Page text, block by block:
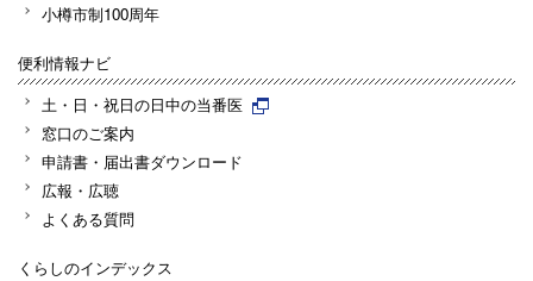
小樽市制100周年
便利情報ナビ
土・日・祝日の日中の当番医
窓口のご案内
申請書・届出書ダウンロード
広報・広聴
よくある質問
くらしのインデックス